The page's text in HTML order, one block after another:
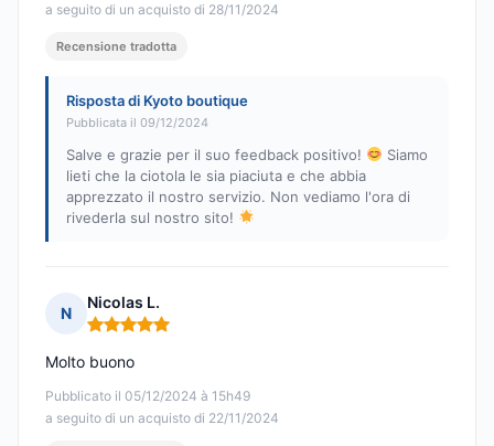
a seguito di un acquisto di 28/11/2024
Recensione tradotta
Risposta di Kyoto boutique
Pubblicata il 09/12/2024
Salve e grazie per il suo feedback positivo!
Siamo
lieti che la ciotola le sia piaciuta e che abbia
apprezzato il nostro servizio. Non vediamo l'ora di
rivederla sul nostro sito!
N
Nicolas L.
Nota: 5 su 5
Pubblicato il 05/12/2024 à 15h49
a seguito di un acquisto di 22/11/2024
Molto buono